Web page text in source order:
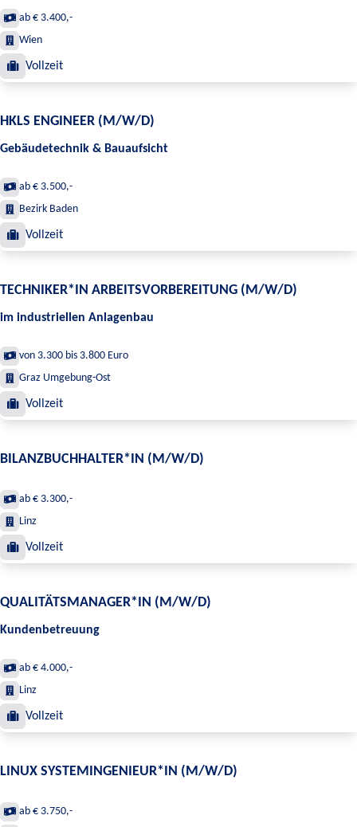
ab € 3.400,-
Wien
Vollzeit
HKLS ENGINEER (M/W/D)
Gebäudetechnik & Bauaufsicht
ab € 3.500,-
Bezirk Baden
Vollzeit
TECHNIKER*IN ARBEITSVORBEREITUNG (M/W/D)
im industriellen Anlagenbau
von 3.300 bis 3.800 Euro
Graz Umgebung-Ost
Vollzeit
BILANZBUCHHALTER*IN (M/W/D)
ab € 3.300,-
Linz
Vollzeit
QUALITÄTSMANAGER*IN (M/W/D)
Kundenbetreuung
ab € 4.000,-
Linz
Vollzeit
LINUX SYSTEMINGENIEUR*IN (M/W/D)
ab € 3.750,-